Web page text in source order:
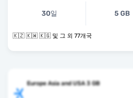
30일 5 GB
🇰🇿 🇰🇼 🇰🇬 및 그 외 77개국
Europe Asia and USA 3 GB